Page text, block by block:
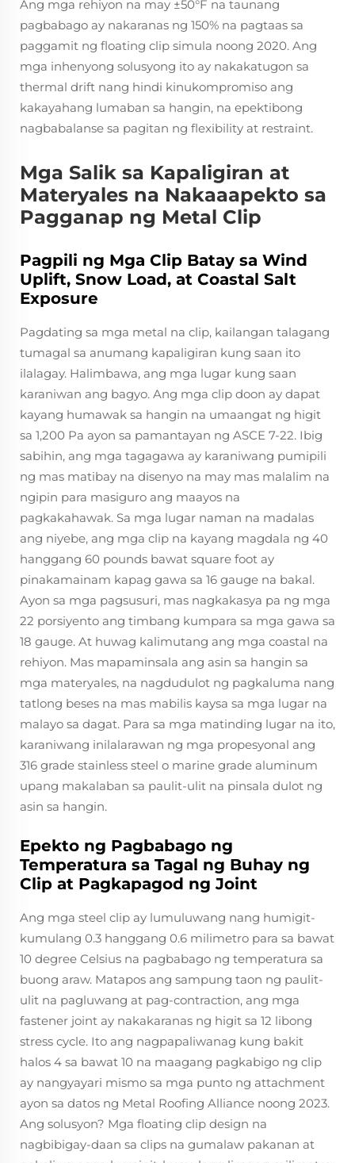
Ang mga rehiyon na may ±50°F na taunang
pagbabago ay nakaranas ng 150% na pagtaas sa
paggamit ng floating clip simula noong 2020. Ang
mga inhenyong solusyong ito ay nakakatugon sa
thermal drift nang hindi kinukompromiso ang
kakayahang lumaban sa hangin, na epektibong
nagbabalanse sa pagitan ng flexibility at restraint.
Mga Salik sa Kapaligiran at
Materyales na Nakaaapekto sa
Pagganap ng Metal Clip
Pagpili ng Mga Clip Batay sa Wind
Uplift, Snow Load, at Coastal Salt
Exposure
Pagdating sa mga metal na clip, kailangan talagang
tumagal sa anumang kapaligiran kung saan ito
ilalagay. Halimbawa, ang mga lugar kung saan
karaniwan ang bagyo. Ang mga clip doon ay dapat
kayang humawak sa hangin na umaangat ng higit
sa 1,200 Pa ayon sa pamantayan ng ASCE 7-22. Ibig
sabihin, ang mga tagagawa ay karaniwang pumipili
ng mas matibay na disenyo na may mas malalim na
ngipin para masiguro ang maayos na
pagkakahawak. Sa mga lugar naman na madalas
ang niyebe, ang mga clip na kayang magdala ng 40
hanggang 60 pounds bawat square foot ay
pinakamainam kapag gawa sa 16 gauge na bakal.
Ayon sa mga pagsusuri, mas nagkakasya pa ng mga
22 porsiyento ang timbang kumpara sa mga gawa sa
18 gauge. At huwag kalimutang ang mga coastal na
rehiyon. Mas mapaminsala ang asin sa hangin sa
mga materyales, na nagdudulot ng pagkaluma nang
tatlong beses na mas mabilis kaysa sa mga lugar na
malayo sa dagat. Para sa mga matinding lugar na ito,
karaniwang inilalarawan ng mga propesyonal ang
316 grade stainless steel o marine grade aluminum
upang makalaban sa paulit-ulit na pinsala dulot ng
asin sa hangin.
Epekto ng Pagbabago ng
Temperatura sa Tagal ng Buhay ng
Clip at Pagkapagod ng Joint
Ang mga steel clip ay lumuluwang nang humigit-
kumulang 0.3 hanggang 0.6 milimetro para sa bawat
10 degree Celsius na pagbabago ng temperatura sa
buong araw. Matapos ang sampung taon ng paulit-
ulit na pagluwang at pag-contraction, ang mga
fastener joint ay nakakaranas ng higit sa 12 libong
stress cycle. Ito ang nagpapaliwanag kung bakit
halos 4 sa bawat 10 na maagang pagkabigo ng clip
ay nangyayari mismo sa mga punto ng attachment
ayon sa datos ng Metal Roofing Alliance noong 2023.
Ang solusyon? Mga floating clip design na
nagbibigay-daan sa clips na gumalaw pakanan at